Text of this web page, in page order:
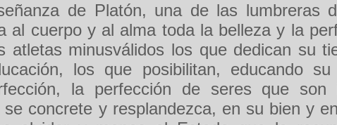
de Platón, una de las lumbreras
al cuerpo y al alma toda la belleza y la
minusválidos los que dedican su
los que posibilitan, educando
la perfección de seres que son
concrete y resplandezca, en su bien y